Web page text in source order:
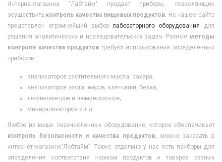
Интерне-магазина "Лабтайм" продает приборы, позволяющие
осуществить контроль качества пищевых продуктов. На нашем сайте
представлен огромнейший выборлабораторного оборудования для
решения аналитических и исследовательских задач. Разные методы
контроля качества продуктов требуют использования определенных
приборов:
анализаторов растительного масла, сахара;
анализаторов азота, жиров, клетчатки, белка;
люминометров и люминоскопов;
минерализаторов и т.д.
Любое из выше перечисленных оборудование, которое обеспечивает
контроль безопасности и качества продуктов, можно заказать в
интернет-магазине"Лабтайм". Также отдельно у нас есть приборы для
определения соответствия нормам продуктов и товаров разных